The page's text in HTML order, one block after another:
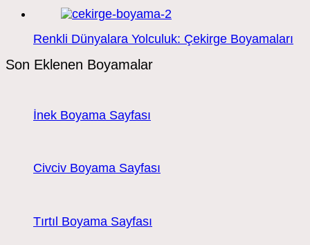
Renkli Dünyalara Yolculuk: Çekirge Boyamaları
Son Eklenen Boyamalar
İnek Boyama Sayfası
Civciv Boyama Sayfası
Tırtıl Boyama Sayfası